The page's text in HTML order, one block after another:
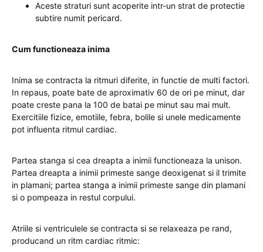
Aceste straturi sunt acoperite intr-un strat de protectie
subtire numit pericard.
Cum functioneaza inima
Inima se contracta la ritmuri diferite, in functie de multi factori.
In repaus, poate bate de aproximativ 60 de ori pe minut, dar
poate creste pana la 100 de batai pe minut sau mai mult.
Exercitiile fizice, emotiile, febra, bolile si unele medicamente
pot influenta ritmul cardiac.
Partea stanga si cea dreapta a inimii functioneaza la unison.
Partea dreapta a inimii primeste sange deoxigenat si il trimite
in plamani; partea stanga a inimii primeste sange din plamani
si o pompeaza in restul corpului.
Atriile si ventriculele se contracta si se relaxeaza pe rand,
producand un ritm cardiac ritmic: